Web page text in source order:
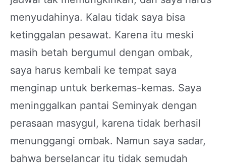
menyudahinya. Kalau tidak saya bisa
ketinggalan pesawat. Karena itu meski
masih betah bergumul dengan ombak,
saya harus kembali ke tempat saya
menginap untuk berkemas-kemas. Saya
meninggalkan pantai Seminyak dengan
perasaan masygul, karena tidak berhasil
menunggangi ombak. Namun saya sadar,
bahwa berselancar itu tidak semudah